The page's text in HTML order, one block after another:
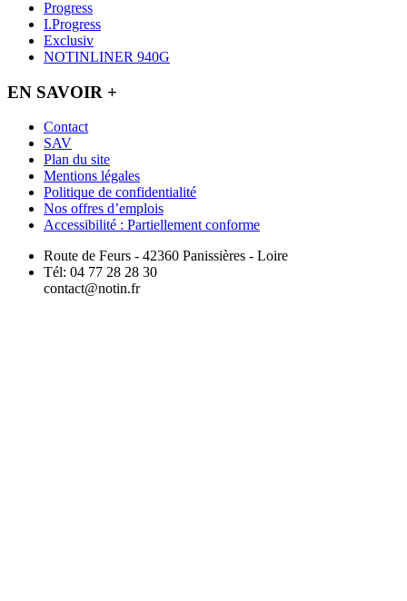
Progress
I.Progress
Exclusiv
NOTINLINER 940G
EN SAVOIR +
Contact
SAV
Plan du site
Mentions légales
Politique de confidentialité
Nos offres d’emplois
Accessibilité : Partiellement conforme
Route de Feurs - 42360 Panissières - Loire
Tél: 04 77 28 28 30
contact@notin.fr